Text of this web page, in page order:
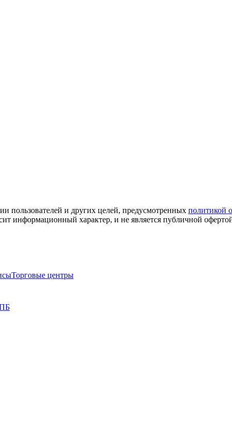
пользователей и других целей, предусмотренных политикой
информационный характер, и не является публичной
Торговые центры